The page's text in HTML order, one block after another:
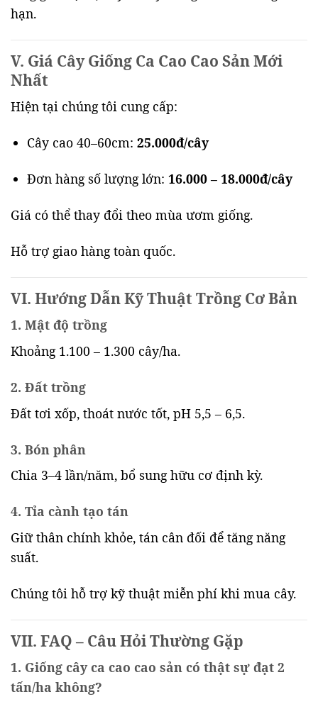
hạn.
V. Giá Cây Giống Ca Cao Cao Sản Mới
Nhất
Hiện tại chúng tôi cung cấp:
Cây cao 40–60cm: 25.000đ/cây
Đơn hàng số lượng lớn: 16.000 – 18.000đ/cây
Giá có thể thay đổi theo mùa ươm giống.
Hỗ trợ giao hàng toàn quốc.
VI. Hướng Dẫn Kỹ Thuật Trồng Cơ Bản
1. Mật độ trồng
Khoảng 1.100 – 1.300 cây/ha.
2. Đất trồng
Đất tơi xốp, thoát nước tốt, pH 5,5 – 6,5.
3. Bón phân
Chia 3–4 lần/năm, bổ sung hữu cơ định kỳ.
4. Tỉa cành tạo tán
Giữ thân chính khỏe, tán cân đối để tăng năng
suất.
Chúng tôi hỗ trợ kỹ thuật miễn phí khi mua cây.
VII. FAQ – Câu Hỏi Thường Gặp
1. Giống cây ca cao cao sản có thật sự đạt 2
tấn/ha không?